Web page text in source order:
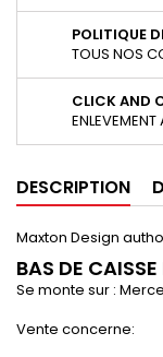
POLITIQUE
TOUS NOS
CLICK AND
DESCRIPTION
Maxton Design
BAS DE
Se monte sur :
Vente concerne: